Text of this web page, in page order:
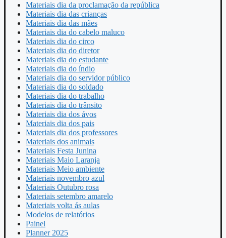
Materiais dia da proclamação da república
Materiais dia das crianças
Materiais dia das mães
Materiais dia do cabelo maluco
Materiais dia do circo
Materiais dia do diretor
Materiais dia do estudante
Materiais dia do índio
Materiais dia do servidor público
Materiais dia do soldado
Materiais dia do trabalho
Materiais dia do trânsito
Materiais dia dos ávos
Materiais dia dos pais
Materiais dia dos professores
Materiais dos animais
Materiais Festa Junina
Materiais Maio Laranja
Materiais Meio ambiente
Materiais novembro azul
Materiais Outubro rosa
Materiais setembro amarelo
Materiais volta ás aulas
Modelos de relatórios
Painel
Planner 2025